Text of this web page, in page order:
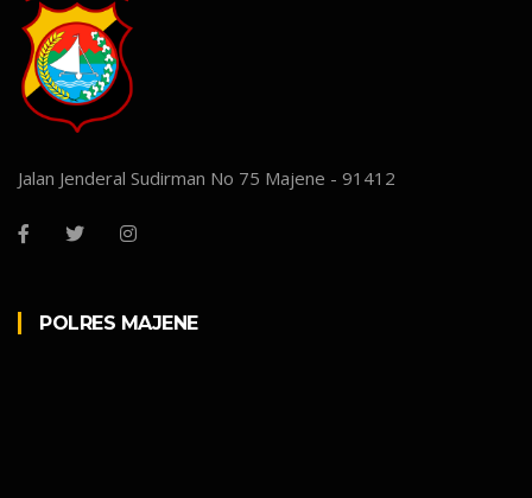
Jalan Jenderal Sudirman No 75 Majene - 91412
POLRES MAJENE